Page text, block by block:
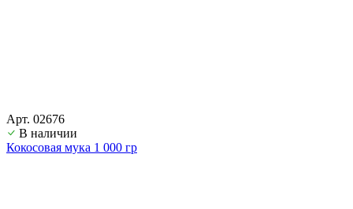
Арт. 02676
В наличии
Кокосовая мука 1 000 гр